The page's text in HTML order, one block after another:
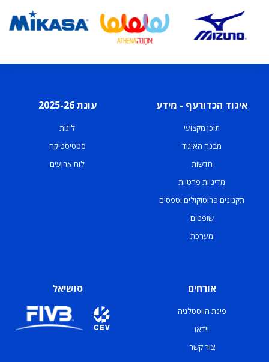
איגוד הכדורעף - מידע
תוכן מקצועי
מבנה האיגוד
חדשות
מדיניות פרטיות
תקנונים פרוטוקולים וטפסים
שופטים
מערכת
עונת 2025-26
ליגות
סטטיסטיקה
לוח ארועים
אורחים
פינת הווסטלגיה
וידאו
צור קשר
סושיאל